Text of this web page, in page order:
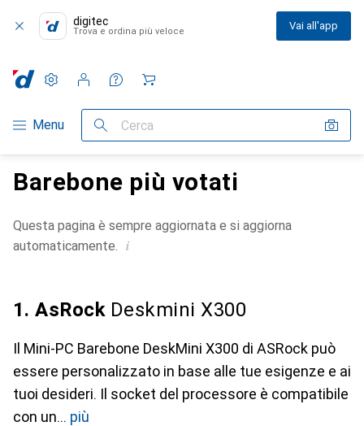
digitec
Trova e ordina più veloce Vai all'app
Categoria Navigazione
Menu Cerca
Impostazioni
Conto cliente
Liste di confronto
Liste dei desideri
Carrello
Barebone più votati
Questa pagina è sempre aggiornata e si aggiorna
automaticamente. i
1. AsRockDeskmini X300
Il Mini-PC Barebone DeskMini X300 di ASRock può
essere personalizzato in base alle tue esigenze e ai
tuoi desideri. Il socket del processore è compatibile
con un
più